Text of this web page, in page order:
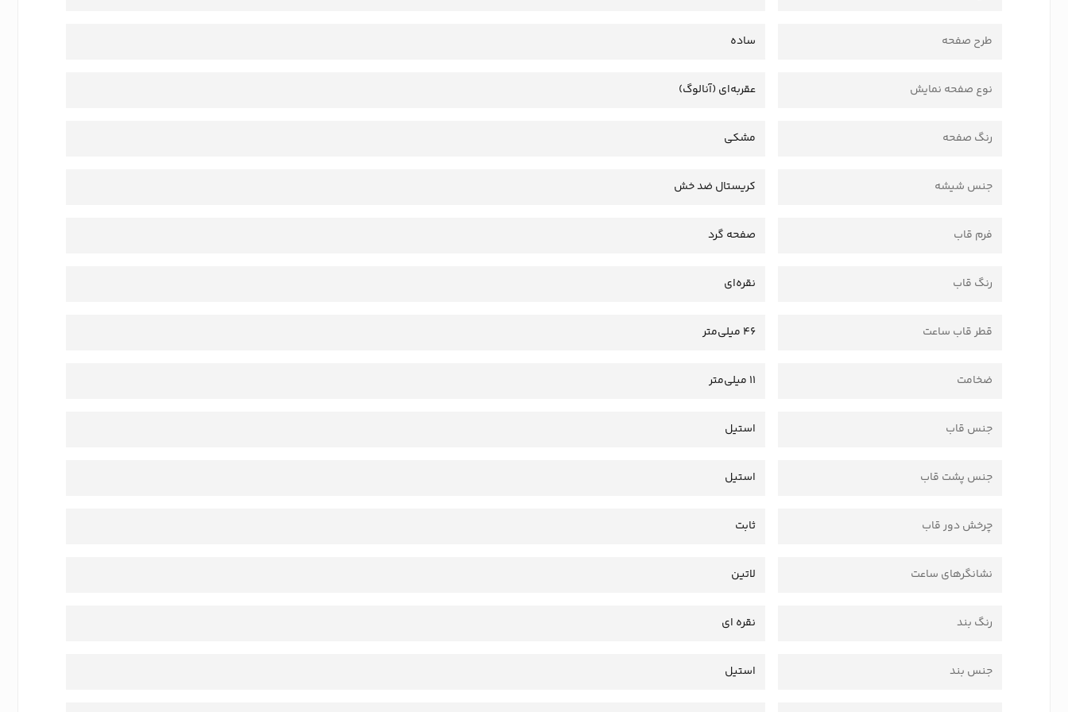
طرح صفحه ساده
نوع صفحه نمایش عقربه‌ای (آنالوگ)
رنگ صفحه مشکی
جنس شیشه کریستال ضد خش
فرم قاب صفحه گرد
رنگ قاب نقره‌ای
قطر قاب ساعت 46 میلی‌متر
ضخامت 11 میلی‌متر
جنس قاب استیل
جنس پشت قاب استیل
چرخش دور قاب ثابت
نشانگرهای ساعت لاتین
رنگ بند نقره ای
جنس بند استیل